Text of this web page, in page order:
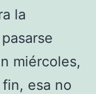
la
miércoles,
esa no